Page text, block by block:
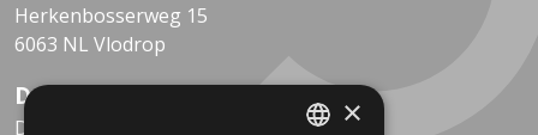
Herkenbosserweg 15
6063 NL Vlodrop
Dekkers Valkenburg
De Leeuwhof 7
×